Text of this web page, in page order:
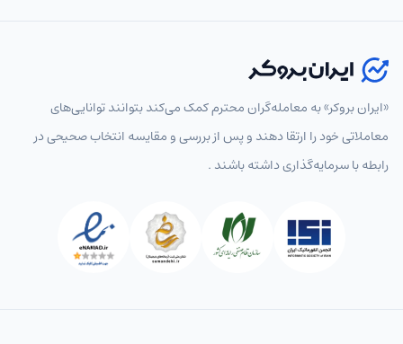
«ایران بروکر» به معامله‌گران محترم کمک می‌کند بتوانند توانایی‌های
معاملاتی خود را ارتقا دهند و پس از بررسی و مقایسه انتخاب‌ صحیحی در
رابطه با سرمایه‌گذاری داشته باشند .